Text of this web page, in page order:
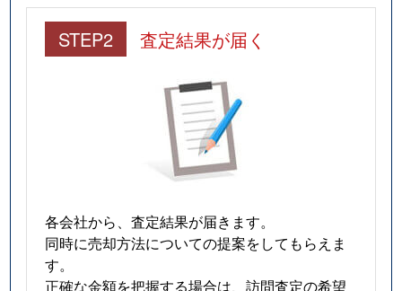
STEP2 査定結果が届く
各会社から、査定結果が届きます。
同時に売却方法についての提案をしてもらえま
す。
正確な金額を把握する場合は、訪問査定の希望